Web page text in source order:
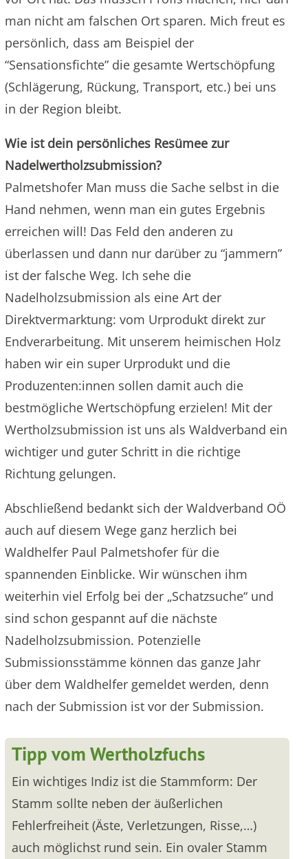
man nicht am falschen Ort sparen. Mich freut es
persönlich, dass am Beispiel der
“Sensationsfichte” die gesamte Wertschöpfung
(Schlägerung, Rückung, Transport, etc.) bei uns
in der Region bleibt.
Wie ist dein persönliches Resümee zur
Nadelwertholzsubmission?
Palmetshofer Man muss die Sache selbst in die
Hand nehmen, wenn man ein gutes Ergebnis
erreichen will! Das Feld den anderen zu
überlassen und dann nur darüber zu “jammern”
ist der falsche Weg. Ich sehe die
Nadelholzsubmission als eine Art der
Direktvermarktung: vom Urprodukt direkt zur
Endverarbeitung. Mit unserem heimischen Holz
haben wir ein super Urprodukt und die
Produzenten:innen sollen damit auch die
bestmögliche Wertschöpfung erzielen! Mit der
Wertholzsubmission ist uns als Waldverband ein
wichtiger und guter Schritt in die richtige
Richtung gelungen.
Abschließend bedankt sich der Waldverband OÖ
auch auf diesem Wege ganz herzlich bei
Waldhelfer Paul Palmetshofer für die
spannenden Einblicke. Wir wünschen ihm
weiterhin viel Erfolg bei der „Schatzsuche“ und
sind schon gespannt auf die nächste
Nadelholzsubmission. Potenzielle
Submissionsstämme können das ganze Jahr
über dem Waldhelfer gemeldet werden, denn
nach der Submission ist vor der Submission.
Tipp vom Wertholzfuchs
Ein wichtiges Indiz ist die Stammform: Der
Stamm sollte neben der äußerlichen
Fehlerfreiheit (Äste, Verletzungen, Risse,…)
auch möglichst rund sein. Ein ovaler Stamm